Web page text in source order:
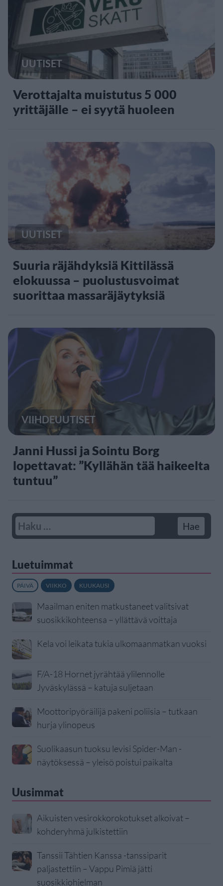
UUTISET
Verottajalta muistutus 5 000
yrittäjälle – ei syytä huoleen
UUTISET
Suuria räjähdyksiä Kittilässä
elokuussa – puolustusvoimat
suorittaa massaräjäytyksiä
VIIHDEUUTISET
Janni Hussi ja Sointu Borg
lopettavat: ”Kyllähän tää haikeelta
tuntuu”
Luetuimmat
PÄIVÄ VIIKKO KUUKAUSI
Maailman eniten matkustaneet valitsivat
suosikkikohteensa – yllättävä voittaja
Kela voi leikata tukia ulkomaanmatkan vuoksi
F/A-18 Hornet jyrähtää ylilennolle
Jyväskylässä – katuja suljetaan
Moottoripyöräilijä pakeni poliisia – tutkaan
hurja ylinopeus
Suolikaasun tuoksu levisi Spider-Man -
näytöksessä – yleisö poistui paikalta
Uusimmat
Aikuisten vesirokkorokotukset alkoivat –
kohderyhmä julkistettiin
Tanssii Tähtien Kanssa -tanssiparit
paljastettiin – Vappu Pimiä jätti
suosikkiohjelman